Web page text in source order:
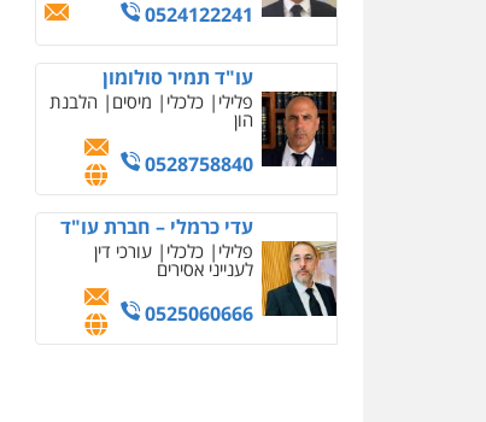
0524122241
עו"ד תמיר סולומון
פלילי כלכלי מיסים הלבנת
הון
0528758840
עדי כרמלי – חברת עו"ד
פלילי כלכלי עורכי דין
לענייני אסירים
0525060666